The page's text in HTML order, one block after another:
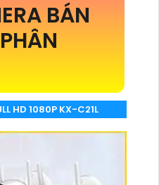
BÁN
HD 1080P KX-C21L